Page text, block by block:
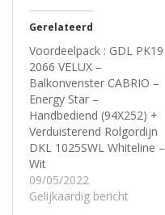
Gerelateerd
Voordeelpack : GDL PK19
2066 VELUX –
Balkonvenster CABRIO –
Energy Star –
Handbediend (94X252) +
Verduisterend Rolgordijn
DKL 1025SWL Whiteline –
Wit
09/05/2022
Gelijkaardig bericht